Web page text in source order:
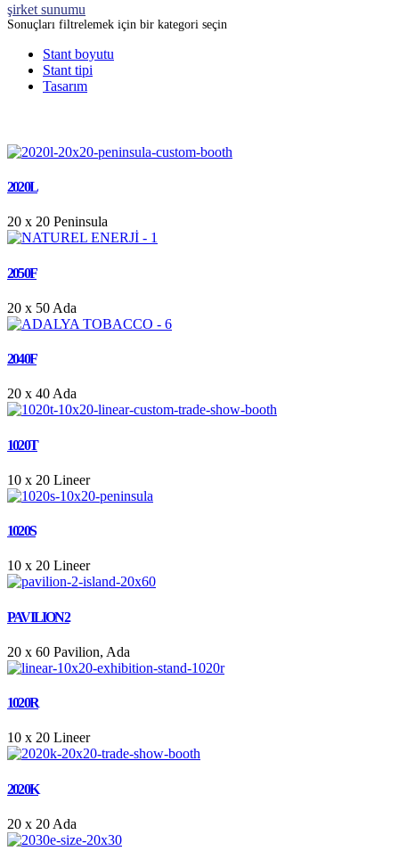
şirket sunumu
Sonuçları filtrelemek için bir kategori seçin
Stant boyutu
Stant tipi
Tasarım
2020L
20 x 20 Peninsula
2050F
20 x 50 Ada
2040F
20 x 40 Ada
1020T
10 x 20 Lineer
1020S
10 x 20 Lineer
PAVILION2
20 x 60 Pavilion, Ada
1020R
10 x 20 Lineer
2020K
20 x 20 Ada